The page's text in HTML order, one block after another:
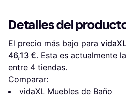
Detalles del
El precio más bajo para
46,13 €. Esta es actualmente
entre 4 tiendas.
Comparar:
vidaXL Muebles de Baño